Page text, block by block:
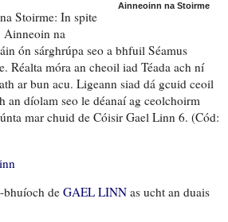
Ainneoinn na Stoirme
Stoirme: In spite
Ainneoin na
ón sárghrúpa seo a bhfuil Séamus
Réalta móra an cheoil iad Téada ach ní
ar bun acu. Ligeann siad dá gcuid ceoil
an díolam seo le déanaí ag ceolchoirm
mar chuid de Cóisir Gael Linn 6. (Cód:
de GAEL LINN as ucht an duais